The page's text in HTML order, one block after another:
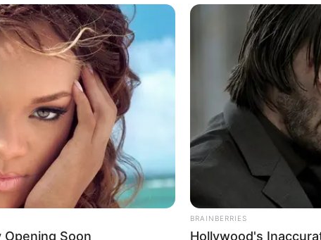
para atuar nos bioparques de Tarumã,
Opening Soon
BRAINBERRIES
Hollywood's